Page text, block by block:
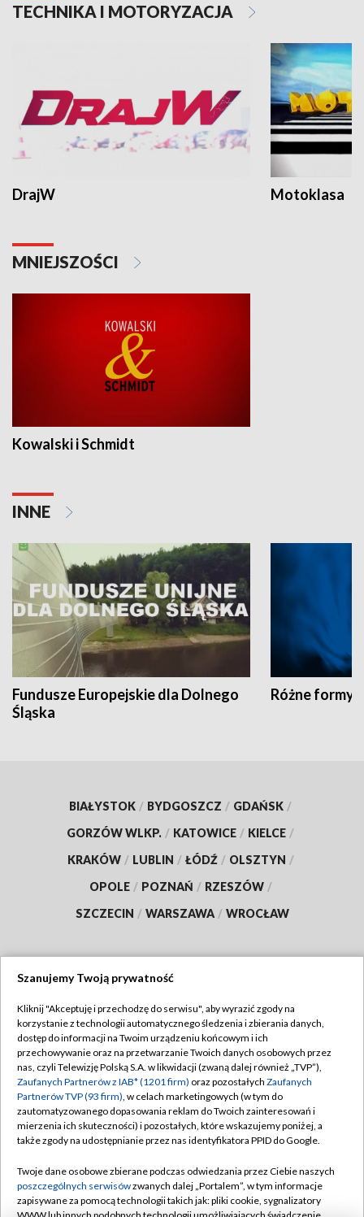
TECHNIKA I MOTORYZACJA
DrajW Motoklasa
MNIEJSZOŚCI
Kowalski i Schmidt
INNE
Fundusze Europejskie dla Dolnego
Śląska
Różne formy
BIAŁYSTOK / BYDGOSZCZ / GDAŃSK /
GORZÓW WLKP. / KATOWICE / KIELCE /
KRAKÓW / LUBLIN / ŁÓDŹ / OLSZTYN /
OPOLE / POZNAŃ / RZESZÓW /
SZCZECIN / WARSZAWA / WROCŁAW
TVP
Abonament TVP
Emisja w TVP
Centrum informacji TVP
Naziemna Telewizja Cyfrowa
Rada Programowa
System NOS
Regulamin TVP
Polityka prywatności
Moje zgody
Pomoc
Kontakt
Szanujemy Twoją prywatność
Kliknij "Akceptuję i przechodzę do serwisu", aby wyrazić zgody na
korzystanie z technologii automatycznego śledzenia i zbierania danych,
dostęp do informacji na Twoim urządzeniu końcowym i ich
przechowywanie oraz na przetwarzanie Twoich danych osobowych przez
nas, czyli Telewizję Polską S.A. w likwidacji (zwaną dalej również „TVP”),
Zaufanych Partnerów z IAB* (1201 firm) oraz pozostałych Zaufanych
Partnerów TVP (93 firm), w celach marketingowych (w tym do
zautomatyzowanego dopasowania reklam do Twoich zainteresowań i
mierzenia ich skuteczności) i pozostałych, które wskazujemy poniżej, a
także zgody na udostępnianie przez nas identyfikatora PPID do Google.
Twoje dane osobowe zbierane podczas odwiedzania przez Ciebie naszych
poszczególnych serwisówzwanych dalej „Portalem”, w tym informacje
zapisywane za pomocą technologii takich jak: pliki cookie, sygnalizatory